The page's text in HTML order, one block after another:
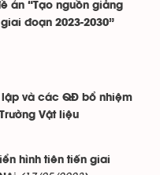
án “Tạo nguồn giảng
đoạn 2023-2030”
lập và các QĐ bổ nhiệm
Vật liệu
hình tiên tiến giai